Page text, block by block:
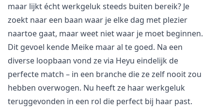
maar lijkt écht werkgeluk steeds buiten bereik? Je
zoekt naar een baan waar je elke dag met plezier
naartoe gaat, maar weet niet waar je moet beginnen.
Dit gevoel kende Meike maar al te goed. Na een
diverse loopbaan vond ze via Heyu eindelijk de
perfecte match – in een branche die ze zelf nooit zou
hebben overwogen. Nu heeft ze haar werkgeluk
teruggevonden in een rol die perfect bij haar past.